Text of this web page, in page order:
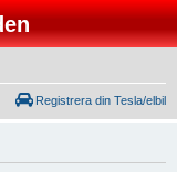
Registrera din Tesla/elbil